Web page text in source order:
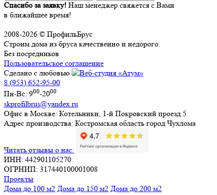
Спасибо за заявку! Наш менеджер свяжется с Вами
в ближайшее время!
2008-2026 © ПрофильБрус
Строим дома из бруса качественно и недорого.
Без посредников
Пользовательское соглашение
Сделано с любовью
8 (953) 652-95-00
Пн-Вс: 900-2000
skprofilbrus@yandex.ru
Офис в Москве: Котельники, 1-й Покровский проезд 5
Адрес производства: Костромская область город Чухлома
Читать отзывы о нас:
ИНН: 442901105270
ОГРНИП: 317440100001008
Проекты
Дома до 100 м2 Дома до 150 м2 Дома до 200 м2